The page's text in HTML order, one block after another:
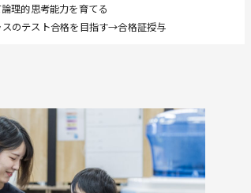
理的思考能力を育てる
のテスト合格を目指す→合格証授与